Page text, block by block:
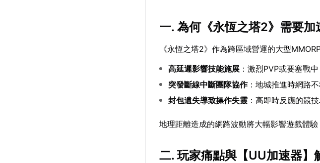
一. 為何《永恆之塔2》需要加
《永恆之塔2》作為跨區域營運的大型
高延遲影響技能施展 ：激烈PVP或要塞戰
突發斷線中斷團隊協作：地城推進時網路
封包遺失導致操作失靈 ：高即時反應的競
地理距離造成的網路波動將大幅影響遊戲體驗
二. 玩家痛點與【UU加速器】